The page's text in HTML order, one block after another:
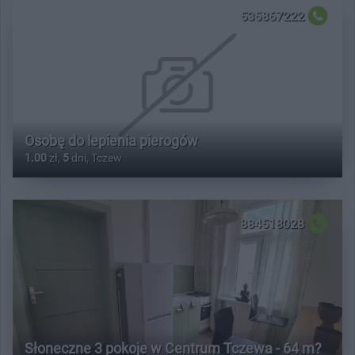
535867222
Osobę do lepienia pierogów
1.00 zł, 5 dni, Tczew
884518028
Słoneczne 3 pokoje w Centrum Tczewa - 64 m?